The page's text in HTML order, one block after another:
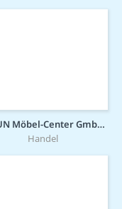
BRAUN Möbel-Center GmbH & Co KG
Handel